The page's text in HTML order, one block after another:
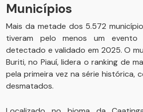
Municípios
Mais da metade dos 5.572
tiveram pelo menos um evento
detectado e validado em 2025. O
Buriti, no Piauí, lidera o ranking de
pela primeira vez na série histórica,
desmatados.